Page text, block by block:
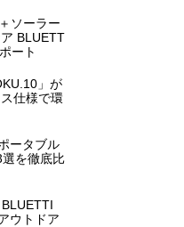
ソーラー
BLUETT
ート
」が
仕様で環
ータブル
を徹底比
ウトドア